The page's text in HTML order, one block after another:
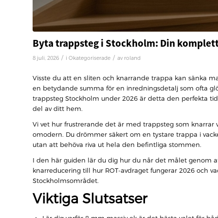
Byta trappsteg i Stockholm: Din
8 juli, 2026 / i Okategoriserade / av roland
Visste du att en sliten och knarrande trappa kan sänka
en betydande summa för en inredningsdetalj som ofta
trappsteg Stockholm under 2026 är detta den perfekta
del av ditt hem.
Vi vet hur frustrerande det är med trappsteg som knarrar
omodern. Du drömmer säkert om en tystare trappa i
utan att behöva riva ut hela den befintliga stommen.
I den här guiden lär du dig hur du når det målet genom
knarreducering till hur ROT-avdraget fungerar 2026 och
Stockholmsområdet.
Viktiga Slutsatser